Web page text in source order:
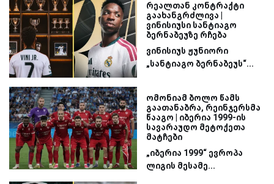
რეალთან კონტრაქტი
გაახანგრძლივა |
ვინისიუსი სანტიაგო
ბერნაბეუზე რჩება
ვინისიუს ჟუნიორი
„სანტიაგო ბერნაბეუს“...
ომონიამ ბოლო წამს
გაათანაბრა, რეინჯერსმა
წააგო | იბერია 1999-ის
სავარაუდო მეტოქეთა
მატჩები
„იბერია 1999“ ევროპა
ლიგის მესამე...